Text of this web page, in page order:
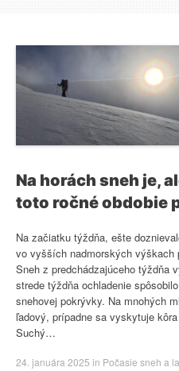
Na horách sneh je,
toto ročné obdobie
Na začiatku týždňa, ešte
vo vyšších nadmorských výškach
Sneh z predchádzajúceho týždňa
strede týždňa ochladenie
snehovej pokrývky. Na mnohých
ľadový, prípadne sa vyskytuje
Suchý…
24. januára 2025 in Počasie sneh a